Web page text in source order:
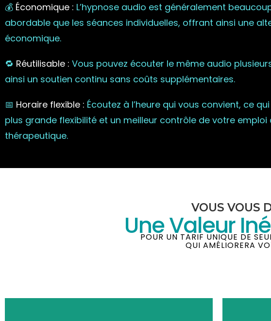
💰 Économique : L’hypnose audio est généralement
abordable que les séances individuelles, offrant ainsi une
économique.
🔁 Réutilisable : Vous pouvez écouter le même audio
ainsi un soutien continu sans coûts supplémentaires.
📅 Horaire flexible : Écoutez à l’heure qui vous convient, ce
plus grande flexibilité et un meilleur contrôle de votre emploi
thérapeutique.
VOUS VOUS
Une Valeur
POUR UN TARIF UNIQUE DE
QUI AMÉLIORERA